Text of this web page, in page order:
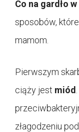
Co na gardło
sposobów,
mamom.
Pierwszym
ciąży jest miód
złagodzeniu